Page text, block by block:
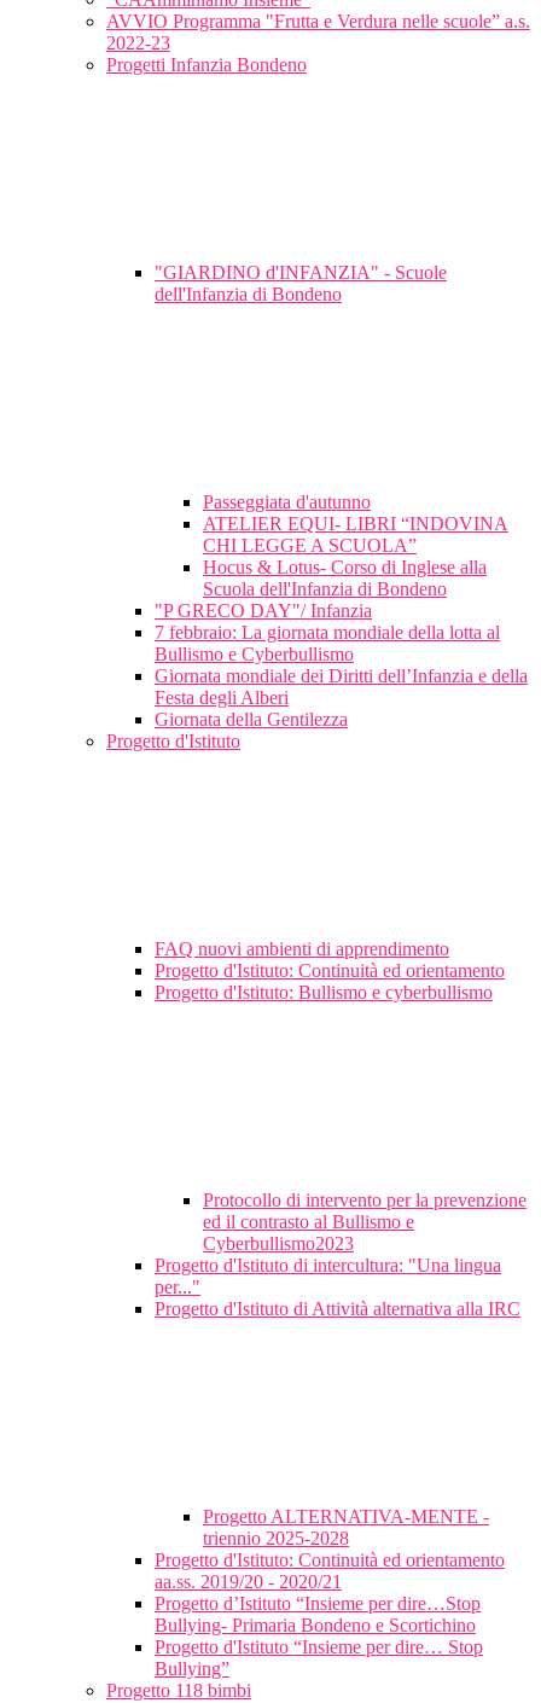
AVVIO Programma "Frutta e Verdura nelle scuole” a.s.
2022-23
Progetti Infanzia Bondeno
"GIARDINO d'INFANZIA" - Scuole
dell'Infanzia di Bondeno
Passeggiata d'autunno
ATELIER EQUI- LIBRI “INDOVINA
CHI LEGGE A SCUOLA”
Hocus & Lotus- Corso di Inglese alla
Scuola dell'Infanzia di Bondeno
"P GRECO DAY"/ Infanzia
7 febbraio: La giornata mondiale della lotta al
Bullismo e Cyberbullismo
Giornata mondiale dei Diritti dell’Infanzia e della
Festa degli Alberi
Giornata della Gentilezza
Progetto d'Istituto
FAQ nuovi ambienti di apprendimento
Progetto d'Istituto: Continuità ed orientamento
Progetto d'Istituto: Bullismo e cyberbullismo
Protocollo di intervento per la prevenzione
ed il contrasto al Bullismo e
Cyberbullismo2023
Progetto d'Istituto di intercultura: "Una lingua
per..."
Progetto d'Istituto di Attività alternativa alla IRC
Progetto ALTERNATIVA-MENTE -
triennio 2025-2028
Progetto d'Istituto: Continuità ed orientamento
aa.ss. 2019/20 - 2020/21
Progetto d’Istituto “Insieme per dire…Stop
Bullying- Primaria Bondeno e Scortichino
Progetto d'Istituto “Insieme per dire… Stop
Bullying”
Progetto 118 bimbi